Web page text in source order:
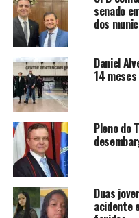
senado
dos
Daniel
14 meses
Pleno do
Duas
acidente